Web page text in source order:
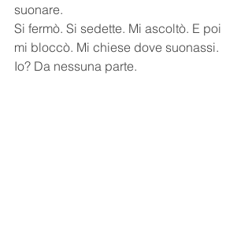
suonare.
Si fermò. Si sedette. Mi ascoltò. E poi
mi bloccò. Mi chiese dove suonassi.
Io? Da nessuna parte.